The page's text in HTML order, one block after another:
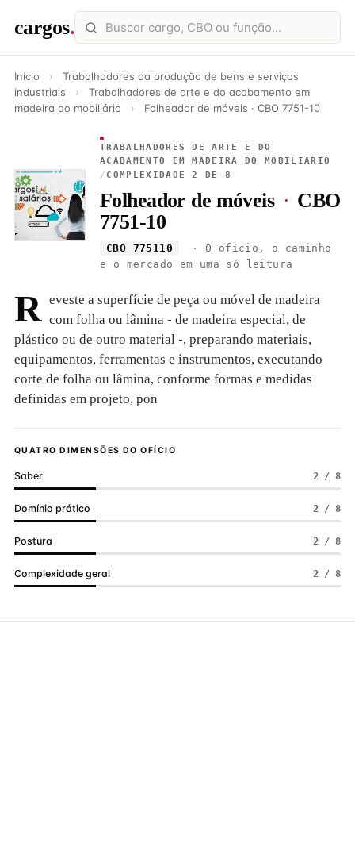
cargos.
Início ›
Trabalhadores da produção de bens e serviços
industriais
›
Trabalhadores de arte e do acabamento em
madeira do mobiliário
› Folheador de móveis · CBO 7751-10
TRABALHADORES DE ARTE E DO
ACABAMENTO EM MADEIRA DO MOBILIÁRIO
/ COMPLEXIDADE 2 DE 8
Folheador de móveis · CBO
7751-10
CBO 775110
· O ofício, o caminho
e o mercado em uma só leitura
R eveste a superfície de peça ou móvel de madeira
com folha ou lâmina - de madeira especial, de
plástico ou de outro material -, preparando materiais,
equipamentos, ferramentas e instrumentos, executando
corte de folha ou lâmina, conforme formas e medidas
definidas em projeto, pon
QUATRO DIMENSÕES DO OFÍCIO
Saber 2 / 8
Domínio prático 2 / 8
Postura 2 / 8
Complexidade geral 2 / 8